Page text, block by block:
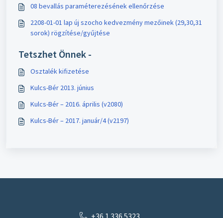
08 bevallás paraméterezésének ellenőrzése
2208-01-01 lap új szocho kedvezmény mezőinek (29,30,31
sorok) rögzítése/gyűjtése
Tetszhet Önnek -
Osztalék kifizetése
Kulcs-Bér 2013. június
Kulcs-Bér – 2016. április (v2080)
Kulcs-Bér – 2017. január/4 (v2197)